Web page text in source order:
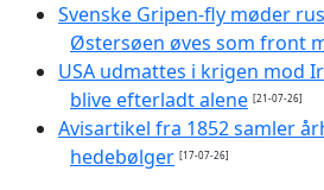
Svenske Gripen-fly møder
Østersøen øves som front
USA udmattes i krigen mod
blive efterladt alene [21-07-26]
Avisartikel fra 1852 samler
hedebølger [17-07-26]